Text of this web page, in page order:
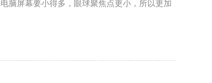
脑屏幕要小得多，眼球聚焦点更小，所以更加
很少，通常是在走路、坐车、吃饭、同学聚